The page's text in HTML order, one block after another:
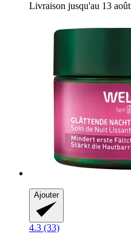
Livraison jusqu'au 13 août
Ajouter
4.3 (33)